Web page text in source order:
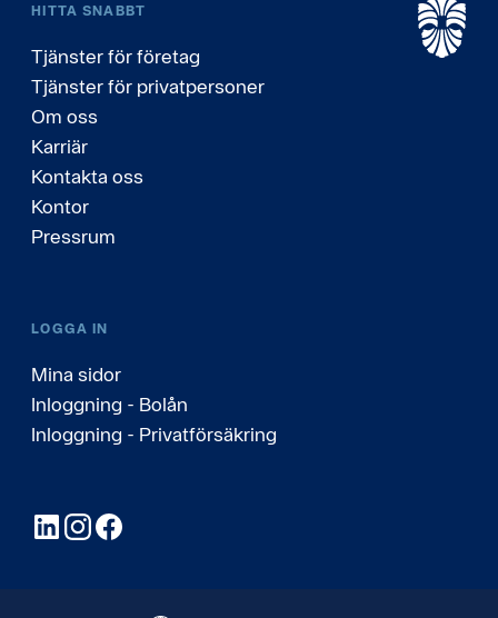
HITTA SNABBT
Tjänster för företag
Tjänster för privatpersoner
Om oss
Karriär
Kontakta oss
Kontor
Pressrum
LOGGA IN
Mina sidor
Inloggning - Bolån
Inloggning - Privatförsäkring
LinkedInInstagram